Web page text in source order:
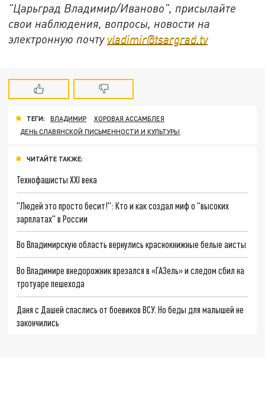
"Царьград Владимир/Иваново", присылайте
свои наблюдения, вопросы, новости на
электронную почту vladimir@tsargrad.tv
ТЕГИ: ВЛАДИМИР
ХОРОВАЯ АССАМБЛЕЯ
ДЕНЬ СЛАВЯНСКОЙ ПИСЬМЕННОСТИ И КУЛЬТУРЫ
ЧИТАЙТЕ ТАКЖЕ:
Технофашисты XXI века
"Людей это просто бесит!": Кто и как создал миф о "высоких
зарплатах" в России
Во Владимирскую область вернулись краснокнижные белые аисты
Во Владимире внедорожник врезался в «ГАЗель» и следом сбил на
тротуаре пешехода
Даня с Дашей спаслись от боевиков ВСУ. Но беды для малышей не
закончились